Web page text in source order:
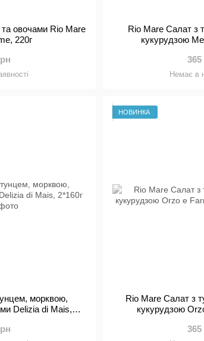
овочами Rio Mare
220г
Rio Mare Салат з
кукурудзою
365
Немає в
морквою,
Delizia di Mais,
НОВИНКА
Rio Mare Салат з
кукурудзою
365